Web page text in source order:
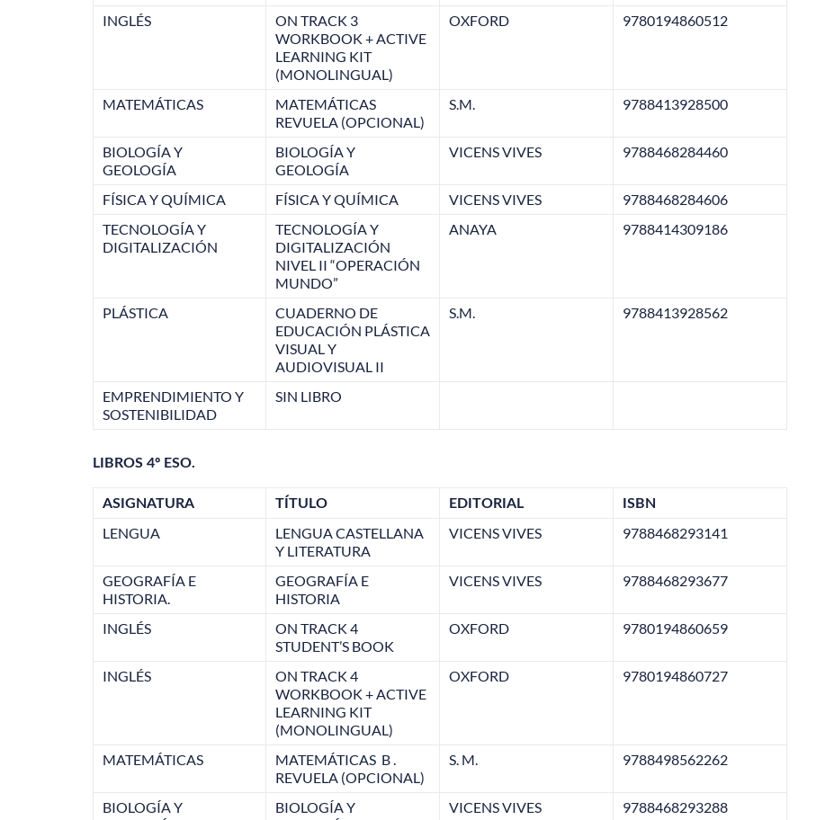
INGLÉS
ON TRACK 3
WORKBOOK + ACTIVE
LEARNING KIT
(MONOLINGUAL)
OXFORD 9780194860512
MATEMÁTICAS
MATEMÁTICAS
REVUELA (OPCIONAL)
S.M. 9788413928500
BIOLOGÍA Y
GEOLOGÍA
BIOLOGÍA Y
GEOLOGÍA
VICENS VIVES 9788468284460
FÍSICA Y QUÍMICA FÍSICA Y QUÍMICA VICENS VIVES
9788468284606
TECNOLOGÍA Y
DIGITALIZACIÓN
TECNOLOGÍA Y
DIGITALIZACIÓN
NIVEL II “OPERACIÓN
MUNDO”
ANAYA 9788414309186
PLÁSTICA
CUADERNO DE
EDUCACIÓN PLÁSTICA
VISUAL Y
AUDIOVISUAL II
S.M. 9788413928562
EMPRENDIMIENTO Y
SOSTENIBILIDAD
SIN LIBRO
LIBROS 4º ESO.
ASIGNATURA TÍTULO EDITORIAL ISBN
LENGUA
LENGUA CASTELLANA
Y LITERATURA
VICENS VIVES 9788468293141
GEOGRAFÍA E
HISTORIA.
GEOGRAFÍA E
HISTORIA
VICENS VIVES 9788468293677
INGLÉS
ON TRACK 4
STUDENT’S BOOK
OXFORD 9780194860659
INGLÉS
ON TRACK 4
WORKBOOK + ACTIVE
LEARNING KIT
(MONOLINGUAL)
OXFORD 9780194860727
MATEMÁTICAS
MATEMÁTICAS B .
REVUELA (OPCIONAL)
S. M. 9788498562262
BIOLOGÍA Y
BIOLOGÍA Y
VICENS VIVES 9788468293288